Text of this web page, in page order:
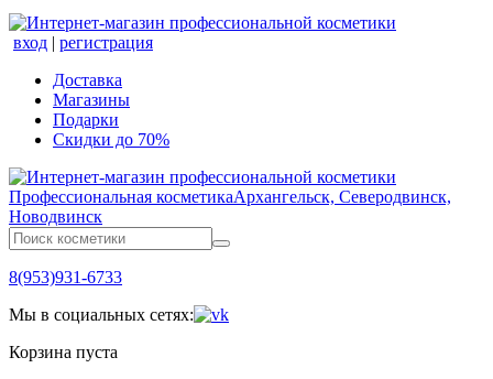
вход | регистрация
Доставка
Магазины
Подарки
Скидки до 70%
Профессиональная косметикаАрхангельск, Северодвинск,
Новодвинск
8(953)931-6733
Мы в социальных сетях:
Корзина пуста